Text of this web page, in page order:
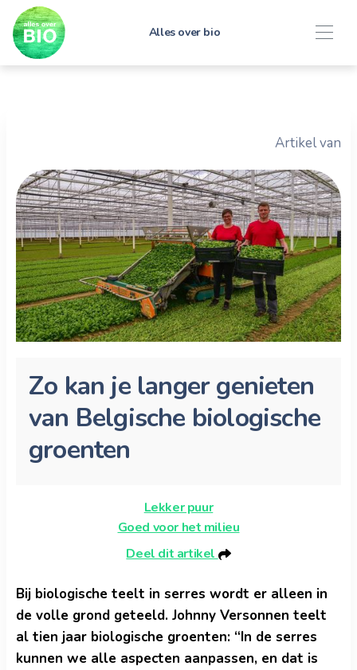
Alles over bio
Artikel van
Zo kan je langer genieten
van Belgische biologische
groenten
Lekker puur
Goed voor het milieu
Deel dit artikel
Bij biologische teelt in serres wordt er alleen in
de volle grond geteeld. Johnny Versonnen teelt
al tien jaar biologische groenten: “In de serres
kunnen we alle aspecten aanpassen, en dat is